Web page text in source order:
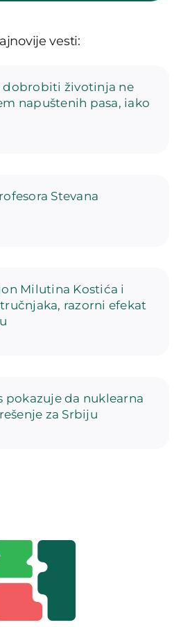
vesti:
dobrobiti životinja ne
napuštenih pasa, iako
Stevana
Milutina Kostića i
razorni efekat
pokazuje da nuklearna
za Srbiju